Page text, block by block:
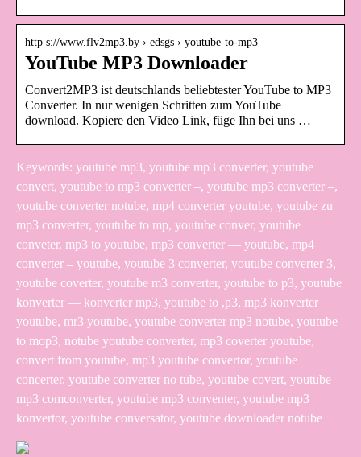
http s://www.flv2mp3.by › edsgs › youtube-to-mp3
YouTube MP3 Downloader
Convert2MP3 ist deutschlands beliebtester YouTube to MP3
Converter. In nur wenigen Schritten zum YouTube
download. Kopiere den Video Link, füge Ihn bei uns …
Keywords: youtube mp3, youtube mp3 converter, youtube
convert, youtube to mp3 converter –, youtube mp3 converter –,
youtube converter notube, mp4 converter youtube, youtube zu
mp3 converter, youtube to mp, youtube conver, youtube
conveter, mp3 to youtube, mp3 converter — youtube, mp4
converter – youtube, youtube 3 converter, youtube converter 3,
youtube coverter, youtube m3 converter, youtube to p3, youtube
konverter — konverter mp3, youtube to ,p3, mp3 konverter
youtube, mr3 youtube, youtube converter mp3 notube, youtube
to mop3, notube youtube converter, mp3 coverter youtube,
convert from youtube, mp3 youtube convertor, youtube
concerter, youtube converter no tube, youtube covert, youtube
mp3 comconverter, youtube mp3 conventer, youtube mp3
konvertor, youtube conversator, youtube downloader notube